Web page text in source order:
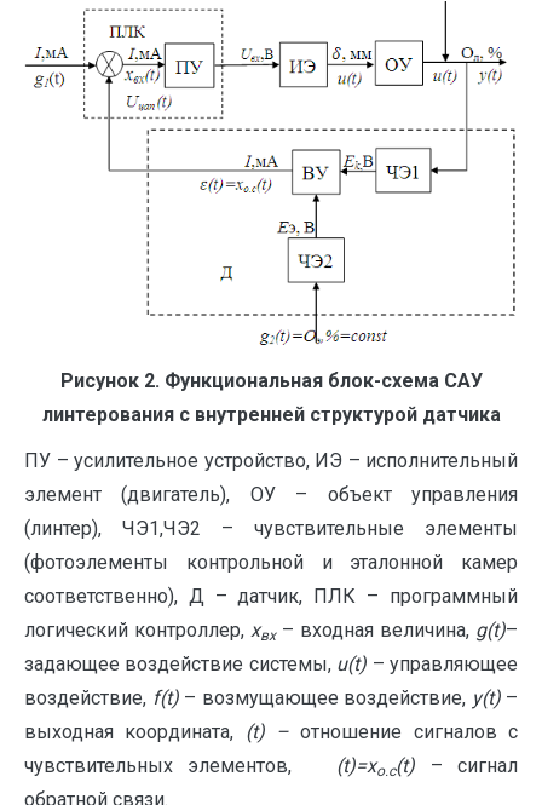
Рисунок 2. Функциональная блок-схема САУ
линтерования с внутренней структурой датчика
ПУ – усилительное устройство, ИЭ – исполнительный
элемент (двигатель), ОУ – объект управления
(линтер), ЧЭ1,ЧЭ2 – чувствительные элементы
(фотоэлементы контрольной и эталонной камер
соответственно), Д – датчик, ПЛК – программный
логический контроллер, xвх – входная величина, g(t)–
задающее воздействие системы, u(t) – управляющее
воздействие, f(t)– возмущающее воздействие, y(t)–
выходная координата, (t) –отношение сигналов с
чувствительных элементов, (t)=xo. c(t) – сигнал
обратной связи.